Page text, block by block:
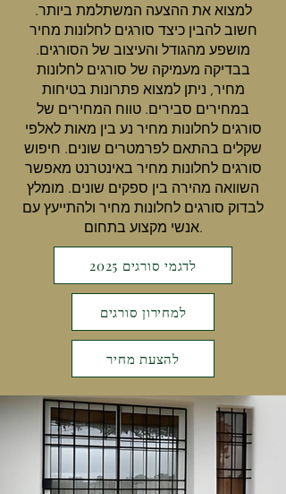
למצוא את ההצעה המשתלמת ביותר.
חשוב להבין כיצד סורגים לחלונות מחיר
מושפע מהגודל והעיצוב של הסורגים.
בבדיקה מעמיקה של סורגים לחלונות
מחיר, ניתן למצוא פתרונות בטיחות
במחירים סבירים. טווח המחירים של
סורגים לחלונות מחיר נע בין מאות לאלפי
שקלים בהתאם לפרמטרים שונים. חיפוש
סורגים לחלונות מחיר באינטרנט מאפשר
השוואה מהירה בין ספקים שונים. מומלץ
לבדוק סורגים לחלונות מחיר ולהתייעץ עם
אנשי מקצוע בתחום.
לדגמי סורגים 2025
למחירון סורגים
להצעת מחיר